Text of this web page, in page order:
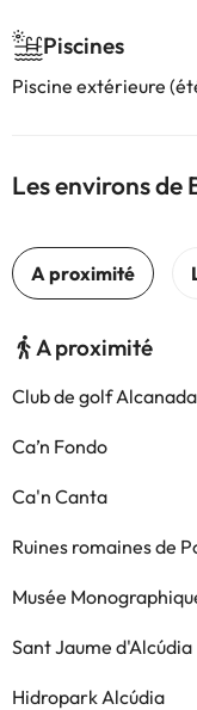
Piscines
Piscine extérieure
Les environs de
A proximité
Club de golf Alcanada
Ca’n Fondo
Ca'n Canta
Ruines romaines de
Musée
Sant Jaume d'Alcúdia
Hidropark Alcúdia